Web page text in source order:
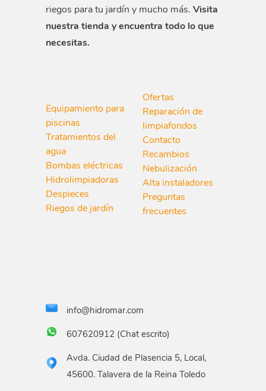
riegos para tu jardín y mucho más. Visita
nuestra tienda y encuentra todo lo que
necesitas.
Equipamiento para
piscinas
Tratamientos del
agua
Bombas eléctricas
Hidrolimpiadoras
Despieces
Riegos de jardín
Ofertas
Reparación de
limpiafondos
Contacto
Recambios
Nebulización
Alta instaladores
Preguntas
frecuentes
info@hidromar.com
607620912 (Chat escrito)
Avda. Ciudad de Plasencia 5, Local,
45600. Talavera de la Reina Toledo